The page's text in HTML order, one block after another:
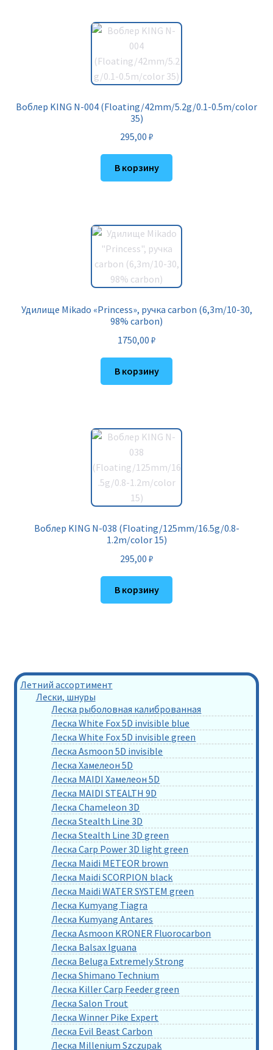
Воблер KING N-004 (Floating/42mm/5.2g/0.1-0.5m/color
35)
295,00 ₽
В корзину
Удилище Mikado «Princess», ручка carbon (6,3m/10-30,
98% carbon)
1750,00 ₽
В корзину
Воблер KING N-038 (Floating/125mm/16.5g/0.8-
1.2m/color 15)
295,00 ₽
В корзину
Летний ассортимент
Лески, шнуры
Леска рыболовная калиброванная
Леска White Fox 5D invisible blue
Леска White Fox 5D invisible green
Леска Asmoon 5D invisible
Леска Хамелеон 5D
Леска MAIDI Хамелеон 5D
Леска MAIDI STEALTH 9D
Леска Chameleon 3D
Леска Stealth Line 3D
Леска Stealth Line 3D green
Леска Carp Power 3D light green
Леска Maidi METEOR brown
Леска Maidi SCORPION black
Леска Maidi WATER SYSTEM green
Леска Kumyang Tiagra
Леска Kumyang Antares
Леска Asmoon KRONER Fluorocarbon
Леска Balsax Iguana
Леска Beluga Extremely Strong
Леска Shimano Technium
Леска Killer Carp Feeder green
Леска Salon Trout
Леска Winner Pike Expert
Леска Evil Beast Carbon
Леска Millenium Szczupak